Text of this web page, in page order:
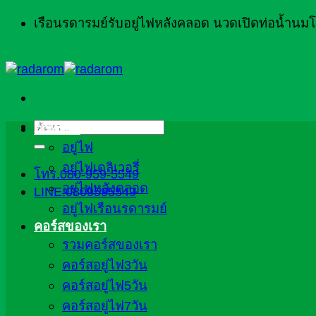
ข้าม
ยัง
เรือนรดารมย์รับอยู่ไฟหลังคลอด นวดเปิดท่อน้ำน
ค้นหา:
โทร.080-959-5549
LINE:0809595549
ภาพรวม
อยู่ไฟ
อยู่ไฟเดลิเวอรี่
อยู่ไฟหลังคลอด
อยู่ไฟเรือนรดารมย์
คอร์สของเรา
รวมคอร์สของเรา
คอร์สอยู่ไฟ3วัน
คอร์สอยู่ไฟ5วัน
คอร์สอยู่ไฟ7วัน